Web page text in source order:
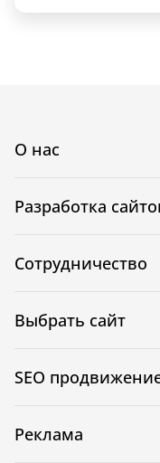
О нас
Разработка
Сотрудничество
Выбрать сайт
SEO
Реклама